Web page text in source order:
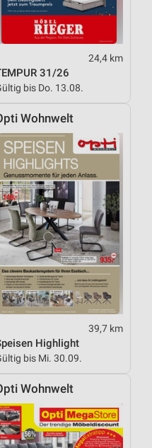
24,4 km
31/26
bis Do. 13.08.
Wohnwelt
39,7 km
Highlight
bis Mi. 30.09.
Wohnwelt